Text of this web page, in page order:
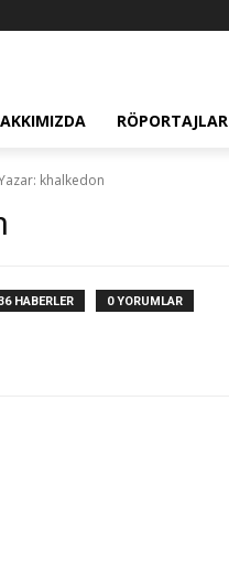
RÖPORTAJLAR
khalkedon
HABERLER 0 YORUMLAR